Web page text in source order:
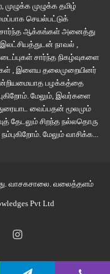
தள்ளி நின்று உதவி செய்யும்
ஓடிக்கொண்டிருக்க
இப்போதுதான்
நகராக உருமாற்றம்
இருந்தன என்றாலும்
அப்பாவின் ஊர் என்பதால்
இருக்கலாம் எனச் சந்தேகம்
தூரம் அழைத்து வர எந்தப்
இருந்தது.
அலைபேசியும் ஒலித்தது.
பார்த்துச் சொன்னார், “கூட
முழுக்க தமிழ்
செயல்பட்டுக்
சார்ந்த ஆக்கங்கள் அனைத்து
நாவல் ,
சார்ந்த நிகழ்வுகளை
, இளைய தலைமுறையினர்
பழக்கத்தை
மேலும், இவர்களை
வைப்பதன் மூலமும்
தேடலும் சிறந்த நல்லதொரு
மேலும் வாசிக்க...
வாசகசாலை. வலைத்தளம்
Pvt Ltd
Instagram